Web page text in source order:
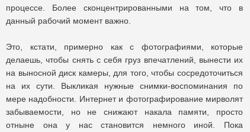
процессе. Более сконцентрированными на том, что в
данный рабочий момент важно.
Это, кстати, примерно как с фотографиями, которые
делаешь, чтобы снять с себя груз впечатлений, вынести их
на выносной диск камеры, для того, чтобы сосредоточиться
на их сути. Выкликая нужные снимки-воспоминания по
мере надобности. Интернет и фотографирование мирволят
забываемости, но не снижают накала памяти, просто
отныне она у нас становится немного иной. Пока